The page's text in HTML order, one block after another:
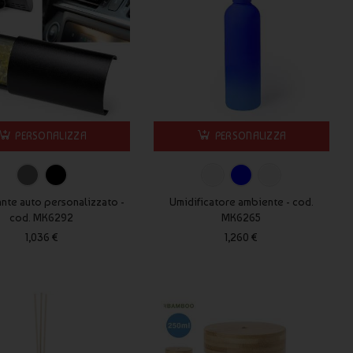
PERSONALIZZA
auto personalizzato -
cod. MK6292
1,036 €
PERSONALIZZA
Umidificatore ambiente - cod.
MK6265
1,260 €